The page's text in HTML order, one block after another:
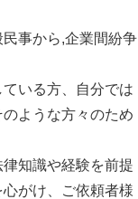
事から,企業間紛争
いる方、自分では
ような方々のため
知識や経験を前提
がけ、ご依頼者様